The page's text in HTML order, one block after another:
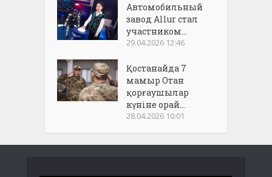
Автомобильный
завод Allur стал
участником...
29.04.2026 12:46
Қостанайда 7
мамыр Отан
қорғаушылар
күніне орай...
28.04.2026 10:01